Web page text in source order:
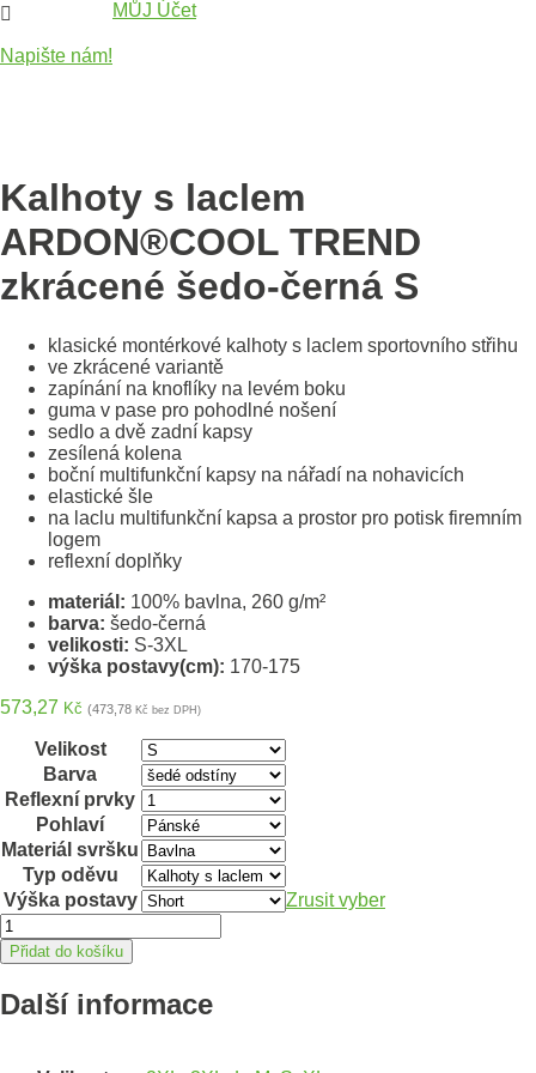

Napište nám!
MŮJ Účet
Kalhoty s laclem
ARDON®COOL TREND
zkrácené šedo-černá S
klasické montérkové kalhoty s laclem sportovního střihu
ve zkrácené variantě
zapínání na knoflíky na levém boku
guma v pase pro pohodlné nošení
sedlo a dvě zadní kapsy
zesílená kolena
boční multifunkční kapsy na nářadí na nohavicích
elastické šle
na laclu multifunkční kapsa a prostor pro potisk firemním
logem
reflexní doplňky
materiál: 100% bavlna, 260 g/m²
barva: šedo-černá
velikosti: S-3XL
výška postavy(cm): 170-175
573,27 Kč (473,78 Kč bez DPH)
Velikost
Barva
Reflexní prvky
Pohlaví
Materiál svršku
Typ oděvu
Výška postavy
Zrusit vyber
Kalhoty
s
laclem
TREND
Přidat do košíku
Další informace